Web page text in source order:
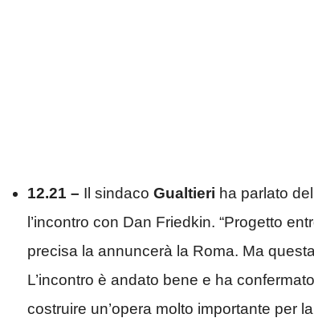
12.21 – Il sindaco Gualtieri ha parlato
l’incontro con Dan Friedkin. “Progetto
precisa la annuncerà la Roma. Ma
L’incontro è andato bene e ha
costruire un’opera molto importante per